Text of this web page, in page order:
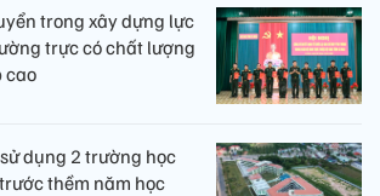
trong xây dựng lực
trực có chất lượng
cao
dụng 2 trường học
thềm năm học